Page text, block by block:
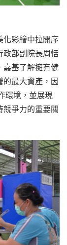
化彩繪中拉開序
政部副院長周恬
嘉基了解擁有健
的最大資產，因
環境，並展現
競爭力的重要關